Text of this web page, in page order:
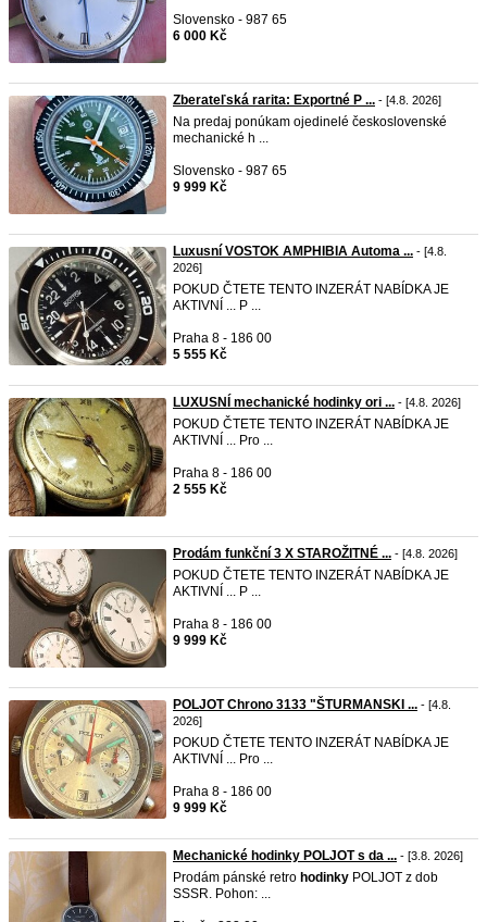
Slovensko - 987 65
6 000 Kč
Zberateľská rarita: Exportné P ... - [4.8. 2026]
Na predaj ponúkam ojedinelé československé
mechanické h ...
Slovensko - 987 65
9 999 Kč
Luxusní VOSTOK AMPHIBIA Automa ... - [4.8.
2026]
POKUD ČTETE TENTO INZERÁT NABÍDKA JE
AKTIVNÍ ... P ...
Praha 8 - 186 00
5 555 Kč
LUXUSNÍ mechanické hodinky ori ... - [4.8. 2026]
POKUD ČTETE TENTO INZERÁT NABÍDKA JE
AKTIVNÍ ... Pro ...
Praha 8 - 186 00
2 555 Kč
Prodám funkční 3 X STAROŽITNÉ ... - [4.8. 2026]
POKUD ČTETE TENTO INZERÁT NABÍDKA JE
AKTIVNÍ ... P ...
Praha 8 - 186 00
9 999 Kč
POLJOT Chrono 3133 "ŠTURMANSKI ... - [4.8.
2026]
POKUD ČTETE TENTO INZERÁT NABÍDKA JE
AKTIVNÍ ... Pro ...
Praha 8 - 186 00
9 999 Kč
Mechanické hodinky POLJOT s da ... - [3.8. 2026]
Prodám pánské retro hodinky POLJOT z dob
SSSR. Pohon: ...